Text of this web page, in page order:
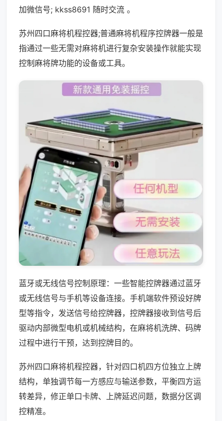
加微信号; kkss8691 随时交流 。
苏州四口麻将机程控器;普通麻将机程序控牌器一般是
指通过一些无需对麻将机进行复杂安装操作就能实现
控制麻将牌功能的设备或工具。
蓝牙或无线信号控制原理：一些智能控牌器通过蓝牙
或无线信号与手机等设备连接。手机端软件预设好牌
型等指令，发送信号给控牌器，控牌器接收到信号后
驱动内部微型电机或机械结构，在麻将机洗牌、码牌
过程中进行干预，达到控牌目的。
苏州四口麻将机程控器，针对四口机四方位独立上牌
结构，单独调节每一方感应与输送参数，平衡四方运
转差异，修正单口卡牌、上牌延迟问题，数据分区调
控精准。